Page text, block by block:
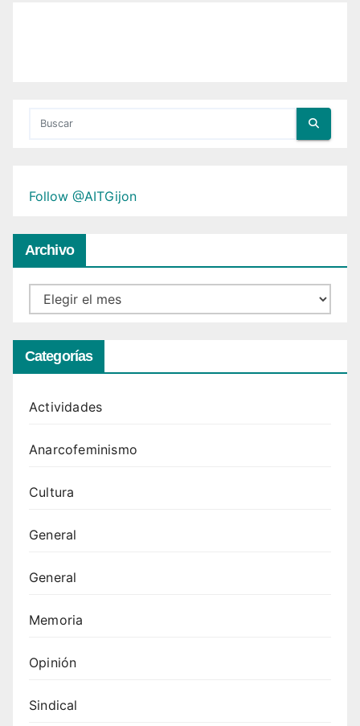
Follow @AITGijon
Archivo
Archivo
Categorías
Actividades
Anarcofeminismo
Cultura
General
General
Memoria
Opinión
Sindical